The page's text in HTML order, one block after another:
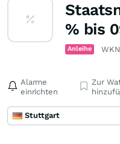
% bis
Anleihe
Alarme
einrichten
Zur
Stuttgart